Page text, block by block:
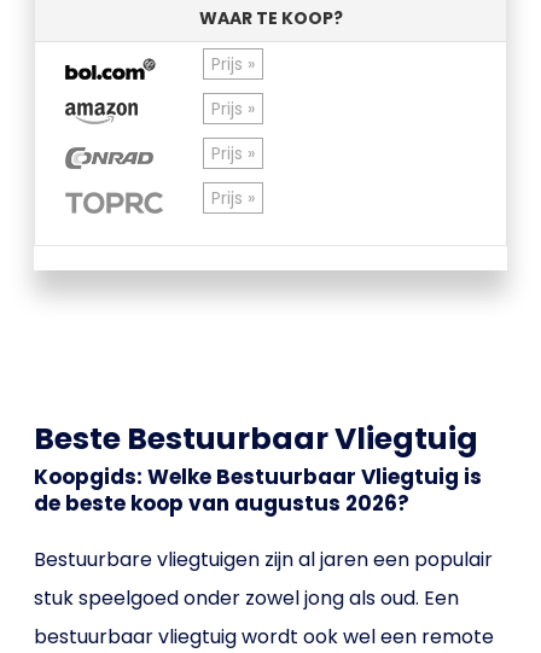
WAAR TE KOOP?
Prijs »
Prijs »
Prijs »
Prijs »
Beste Bestuurbaar Vliegtuig
Koopgids: Welke Bestuurbaar Vliegtuig is
de beste koop van augustus 2026?
Bestuurbare vliegtuigen zijn al jaren een populair
stuk speelgoed onder zowel jong als oud. Een
bestuurbaar vliegtuig wordt ook wel een remote